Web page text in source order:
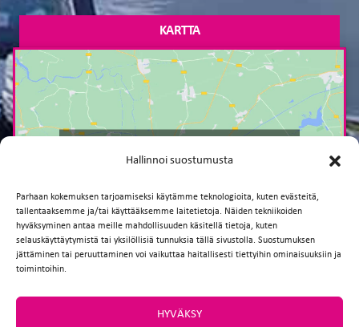
Hallinnoi suostumusta
Parhaan kokemuksen tarjoamiseksi käytämme teknologioita, kuten evästeitä,
tallentaaksemme ja/tai käyttääksemme laitetietoja. Näiden tekniikoiden
hyväksyminen antaa meille mahdollisuuden käsitellä tietoja, kuten
selauskäyttäytymistä tai yksilöllisiä tunnuksia tällä sivustolla. Suostumuksen
jättäminen tai peruuttaminen voi vaikuttaa haitallisesti tiettyihin ominaisuuksiin ja
toimintoihin.
HYVÄKSY
KARTTA
markkinointievästeet ja ottaaksesi tämän